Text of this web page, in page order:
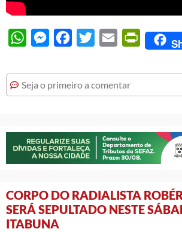
WhatsAppMessengerFacebook
Twitter Email
Seja o primeiro a comentar
CORPO DO RADIALISTA
SERÁ SEPULTADO NESTE
ITABUNA